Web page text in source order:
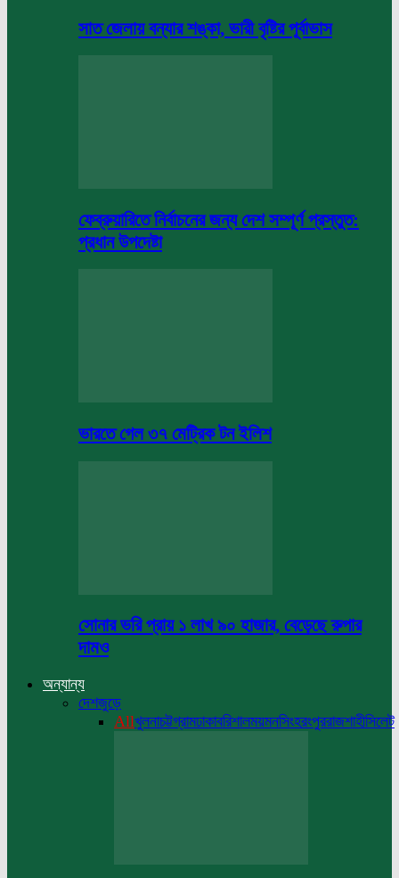
সাত জেলায় বন্যার শঙ্কা, ভারী বৃষ্টির পূর্বাভাস
ফেব্রুয়ারিতে নির্বাচনের জন্য দেশ সম্পূর্ণ প্রস্তুত:
প্রধান উপদেষ্টা
ভারতে গেল ৩৭ মেট্রিক টন ইলিশ
সোনার ভরি প্রায় ১ লাখ ৯০ হাজার, বেড়েছে রুপার
দামও
অন্যান্য
দেশজুড়ে
Allখুলনাচট্টগ্রামঢাকাবরিশালময়মনসিংহরংপুররাজশাহীসিলেট